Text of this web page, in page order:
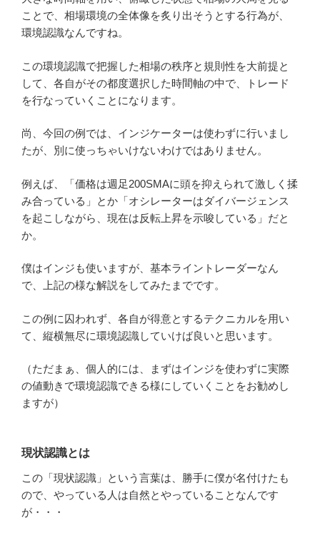
ことで、相場環境の全体像を炙り出そうとする行為が、
環境認識なんですね。
この環境認識で把握した相場の秩序と規則性を大前提と
して、各自がその都度選択した時間軸の中で、トレード
を行なっていくことになります。
尚、今回の例では、インジケーターは使わずに行いまし
たが、別に使っちゃいけないわけではありません。
例えば、「価格は週足200SMAに頭を抑えられて激しく揉
み合っている」とか「オシレーターはダイバージェンス
を起こしながら、現在は反転上昇を示唆している」だと
か。
僕はインジも使いますが、基本ライントレーダーなん
で、上記の様な解説をしてみたまでです。
この例に囚われず、各自が得意とするテクニカルを用い
て、縦横無尽に環境認識していけば良いと思います。
（ただまぁ、個人的には、まずはインジを使わずに実際
の値動きで環境認識できる様にしていくことをお勧めし
ますが）
現状認識とは
この「現状認識」という言葉は、勝手に僕が名付けたも
ので、やっている人は自然とやっていることなんです
が・・・